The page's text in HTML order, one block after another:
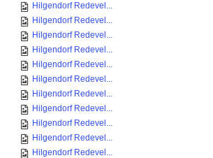
Hilgendorf Redevel...
Hilgendorf Redevel...
Hilgendorf Redevel...
Hilgendorf Redevel...
Hilgendorf Redevel...
Hilgendorf Redevel...
Hilgendorf Redevel...
Hilgendorf Redevel...
Hilgendorf Redevel...
Hilgendorf Redevel...
Hilgendorf Redevel...